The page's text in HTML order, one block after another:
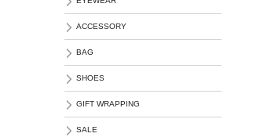
ACCESSORY
BAG
SHOES
GIFT WRAPPING
SALE